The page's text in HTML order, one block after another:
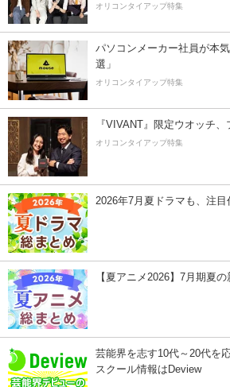
オリコンタイアップ特集
パソコンメーカー社員が本
選」
オリコンタイアップ特集
『VIVANT』限定ウオッチ
オリコンタイアップ特集
2026年7月夏ドラマも、注目
【夏アニメ2026】7月期夏
芸能界を志す10代～20代を
スクール情報はDeview